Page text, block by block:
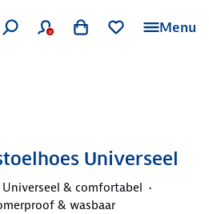
Menu
Universeel
Universeel & comfortabel
& wasbaar